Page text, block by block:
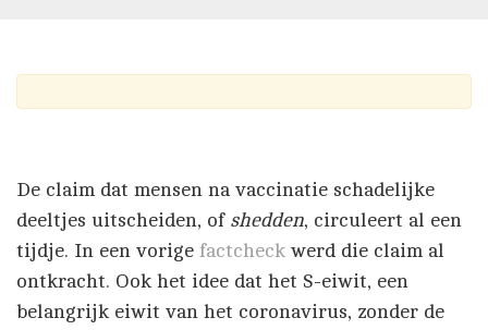
De claim dat mensen na vaccinatie schadelijke
deeltjes uitscheiden, of shedden, circuleert al een
tijdje. In een vorige factcheck werd die claim al
ontkracht. Ook het idee dat het S-eiwit, een
belangrijk eiwit van het coronavirus, zonder de